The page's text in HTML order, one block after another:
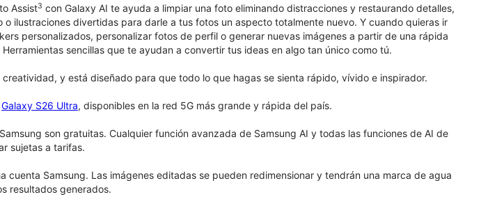
Assist3 con Galaxy AI te ayuda a limpiar una foto eliminando distracciones y restaurando detalles,
ilustraciones divertidas para darle a tus fotos un aspecto totalmente nuevo. Y cuando quieras ir
personalizados, personalizar fotos de perfil o generar nuevas imágenes a partir de una rápida
sencillas que te ayudan a convertir tus ideas en algo tan único como tú.
y está diseñado para que todo lo que hagas se sienta rápido, vívido e inspirador.
Galaxy S26 Ultra, disponibles en la red 5G más grande y rápida del país.
son gratuitas. Cualquier función avanzada de Samsung AI y todas las funciones de AI de
sujetas a tarifas.
cuenta Samsung. Las imágenes editadas se pueden redimensionar y tendrán una marca de agua
resultados generados.